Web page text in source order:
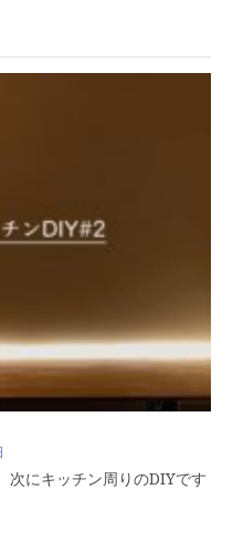
次にキッチン周りのDIYです